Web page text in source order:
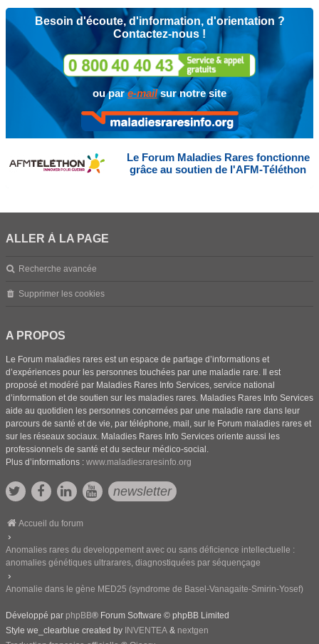
Besoin d'écoute, d'information, d'orientation ?
Contactez-nous !
ou pare-mailsur notre site
Le Forum Maladies Rares fonctionne
grâce au soutien de l'AFM-Téléthon
ALLER À LA PAGE
Recherche avancée
Supprimer les cookies
A PROPOS
Le Forum maladies rares est un espace de partage d’informations et
d’expériences pour les personnes touchées par une maladie rare. Il est
proposé et modéré par Maladies Rares Info Services, service national
d’information et de soutien sur les maladies rares. Maladies Rares Info Services
aide au quotidien les personnes concernées par une maladie rare dans leur
parcours de santé et de vie, par téléphone, mail, sur le Forum maladies rares et
sur les réseaux sociaux. Maladies Rares Info Services oriente aussi les
professionnels de santé et du secteur médico-social.
Plus d’informations : www.maladiesraresinfo.org
newsletter
Accueil du forum
Anomalies rares du developpement avec ou sans déficience intellectuelle :
anomalies génétiques ultrarares, diagnostiquées par séquençage
Anomalie dans le gène MED25 (syndrome de Basel-Vanagaite-Smirin-Yosef)
Développé par phpBB® Forum Software © phpBB Limited
Style we_clearblue created by INVENTEA & nextgen